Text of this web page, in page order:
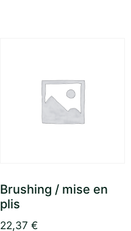
Brushing / mise en
plis
22,37 €